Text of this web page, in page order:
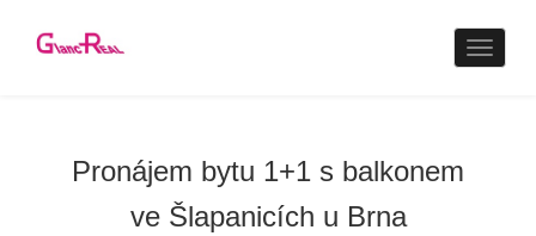
Pronájem bytu 1+1 s balkonem
ve Šlapanicích u Brna